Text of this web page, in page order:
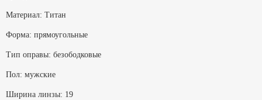
Материал: Титан
Форма: прямоугольные
Тип оправы: безободковые
Пол: мужские
Ширина линзы: 19